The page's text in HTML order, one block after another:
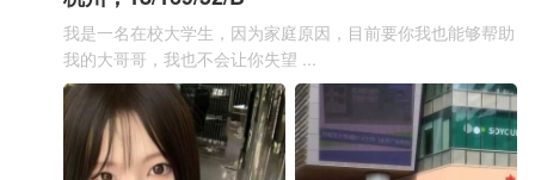
我是一名在校大学生，因为家庭原因，目前要你我也能够帮助
我的大哥哥，我也不会让你失望 ...